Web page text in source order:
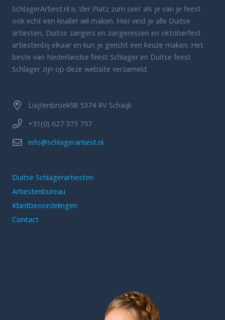
SchlagerArtiest.nl is ‘der Platz zum sein’ als je van je feest
ook echt een knaller wil maken. Hier vind je alle Duitse
artiesten, Duitse zangers en zangeressen en oktoberfest
artiestenbij elkaar en kun je gericht een keuze maken. Het
beste van Nederlandse feest Schlager en Duitse feest
Schlager zijn op deze website verzameld.
Luijtenbroek98 5374 RV Schaijk
+31(0) 627 373 737
info@schlagerartiest.nl
Duitse Schlagerartiesten
Artiestenbureau
Klantbeoordelingen
Contact